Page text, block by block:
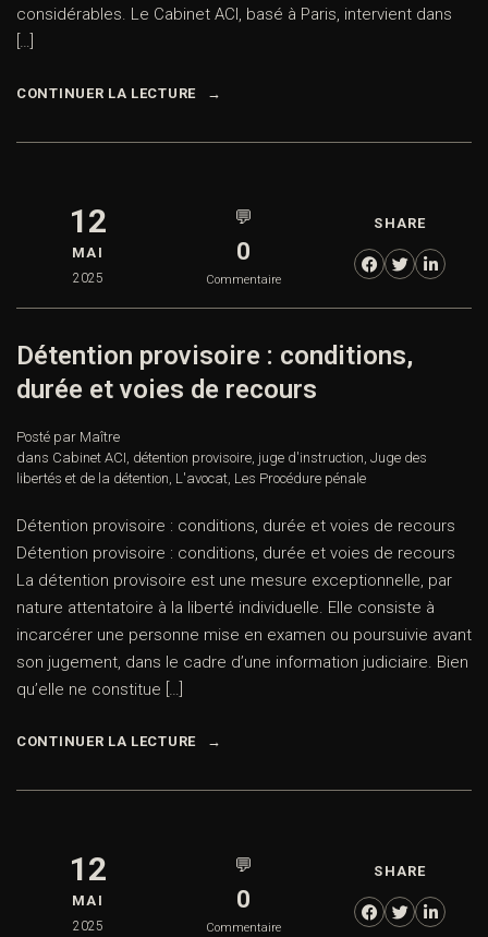
considérables. Le Cabinet ACI, basé à Paris, intervient dans
[…]
CONTINUER LA LECTURE
12
MAI
2025
💬
0
Commentaire
SHARE
Détention provisoire : conditions,
durée et voies de recours
Posté par Maître
dans Cabinet ACI, détention provisoire, juge d'instruction, Juge des
libertés et de la détention, L'avocat, Les Procédure pénale
Détention provisoire : conditions, durée et voies de recours
Détention provisoire : conditions, durée et voies de recours
La détention provisoire est une mesure exceptionnelle, par
nature attentatoire à la liberté individuelle. Elle consiste à
incarcérer une personne mise en examen ou poursuivie avant
son jugement, dans le cadre d’une information judiciaire. Bien
qu’elle ne constitue […]
CONTINUER LA LECTURE
12
MAI
2025
💬
0
Commentaire
SHARE